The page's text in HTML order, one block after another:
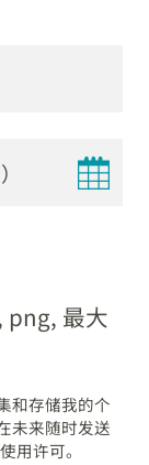
png, 最大
和存储我的个
未来随时发送
用许可。